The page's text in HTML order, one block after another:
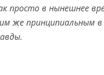
просто в нынешнее
же принципиальным